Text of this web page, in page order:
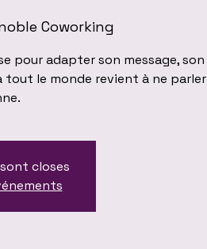
Coworking
pour adapter son message, son
tout le monde revient à ne parler
closes